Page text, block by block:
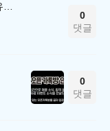
0
댓글
0
댓글